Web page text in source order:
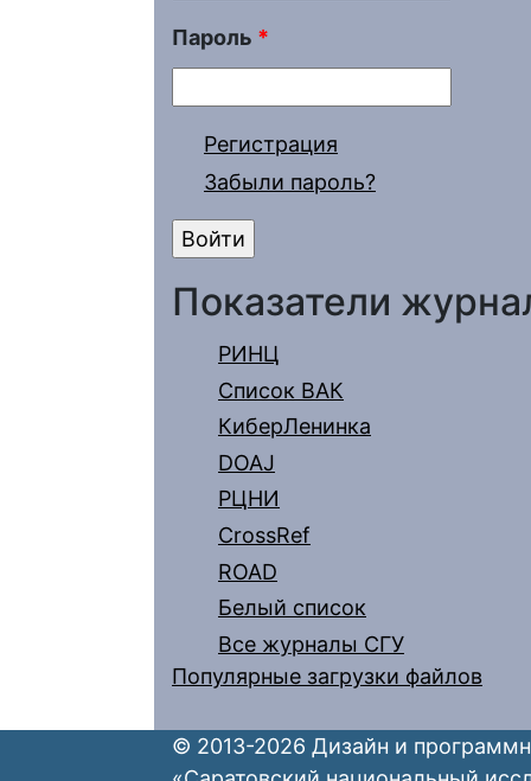
Пароль *
Регистрация
Забыли пароль?
Показатели
РИНЦ
Список ВАК
КиберЛенинка
DOAJ
РЦНИ
CrossRef
ROAD
Белый список
Все журналы СГУ
Популярные загрузки файлов
© 2013-2026 Дизайн и